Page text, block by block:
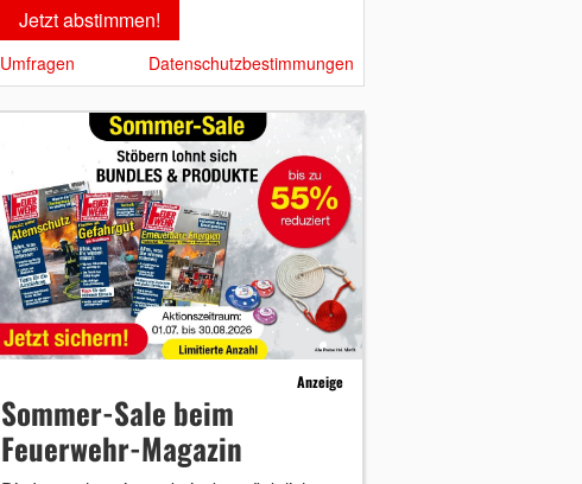
Umfragen Datenschutzbestimmungen
Anzeige
Sommer-Sale beim
Feuerwehr-Magazin